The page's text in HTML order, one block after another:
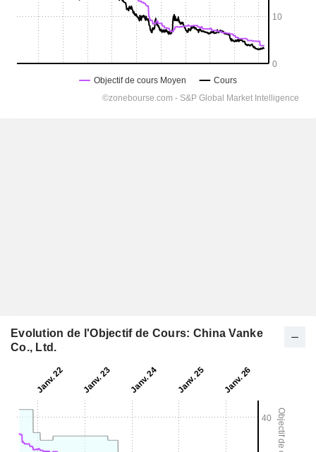
Evolution de l'Objectif de Cours: China Vanke
Co., Ltd.